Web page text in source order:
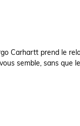
Carhartt prend le
semble, sans que